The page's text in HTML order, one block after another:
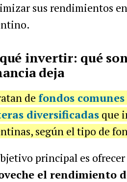
sus rendimientos
invertir: qué
deja
de fondos
diversificadasque
según el tipo de
principal es
el rendimiento